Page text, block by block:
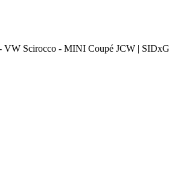
VW Scirocco - MINI Coupé JCW |